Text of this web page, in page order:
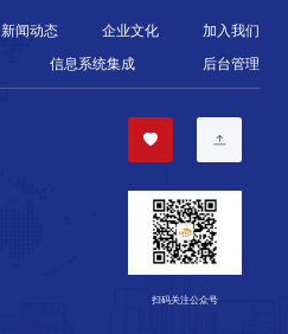
新闻动态 企业文化
加入我们
信息系统集成 后台管理
扫码关注公众号